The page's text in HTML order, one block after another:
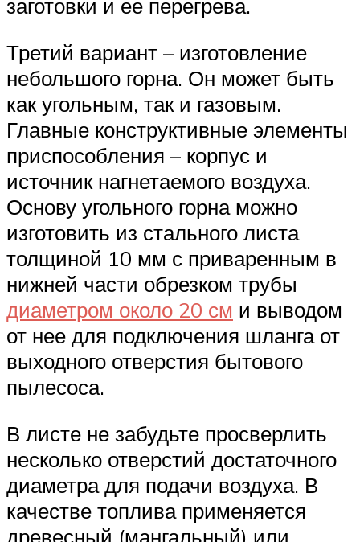
заготовки и ее перегрева.
Третий вариант – изготовление
небольшого горна. Он может быть
как угольным, так и газовым.
Главные конструктивные элементы
приспособления – корпус и
источник нагнетаемого воздуха.
Основу угольного горна можно
изготовить из стального листа
толщиной 10 мм с приваренным в
нижней части обрезком трубы
диаметром около 20 см и выводом
от нее для подключения шланга от
выходного отверстия бытового
пылесоса.
В листе не забудьте просверлить
несколько отверстий достаточного
диаметра для подачи воздуха. В
качестве топлива применяется
древесный (мангальный) или